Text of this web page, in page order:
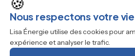
Contact
Nous respectons votre
Lisa Énergie utilise des cookies pour
expérience et analyser le trafic.